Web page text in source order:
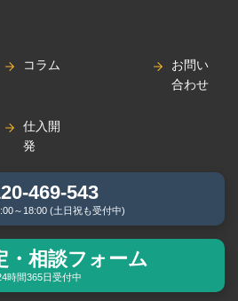
コラム
仕入開
発
新卒採
用
中途採
用
お問い
合わせ
469-543
～18:00 (土日祝も受付中)
・相談フォーム
時間365日受付中